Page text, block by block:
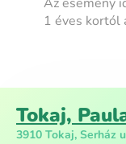
1 éves kortól
Tokaj,
3910 Tokaj, Serház